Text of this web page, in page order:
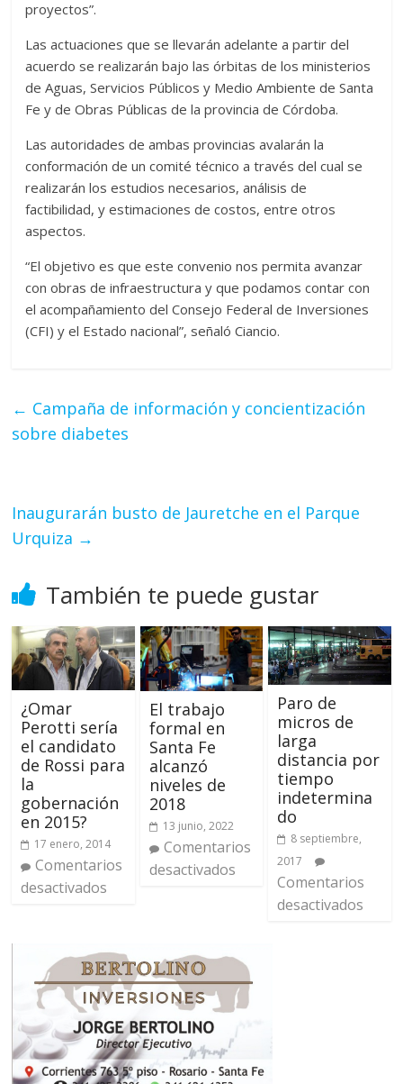
proyectos”.
Las actuaciones que se llevarán adelante a partir del
acuerdo se realizarán bajo las órbitas de los ministerios
de Aguas, Servicios Públicos y Medio Ambiente de Santa
Fe y de Obras Públicas de la provincia de Córdoba.
Las autoridades de ambas provincias avalarán la
conformación de un comité técnico a través del cual se
realizarán los estudios necesarios, análisis de
factibilidad, y estimaciones de costos, entre otros
aspectos.
“El objetivo es que este convenio nos permita avanzar
con obras de infraestructura y que podamos contar con
el acompañamiento del Consejo Federal de Inversiones
(CFI) y el Estado nacional”, señaló Ciancio.
← Campaña de información y concientización
sobre diabetes
Inaugurarán busto de Jauretche en el Parque
Urquiza →
También te puede gustar
¿Omar
Perotti sería
el candidato
de Rossi para
la
gobernación
en 2015?
17 enero, 2014
Comentarios
desactivados
El trabajo
formal en
Santa Fe
alcanzó
niveles de
2018
13 junio, 2022
Comentarios
desactivados
Paro de
micros de
larga
distancia por
tiempo
indetermina
do
8 septiembre,
2017
Comentarios
desactivados